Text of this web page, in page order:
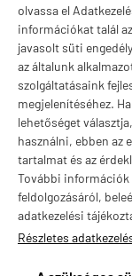
olvassa el
információkat talál
javasolt süti
az általunk
szolgáltatásaink
megjelenítéséhez.
lehetőséget
használni, ebben az
tartalmat és az
További információk
feldolgozásáról,
adatkezelési
Részletes
Valuta
vitaminstore.hu -